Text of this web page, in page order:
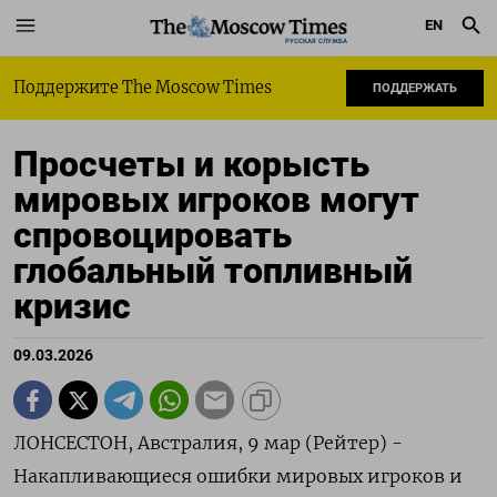
РУССКАЯ СЛУЖБА
EN
Поддержите The Moscow Times ПОДДЕРЖАТЬ
Просчеты и корысть
мировых игроков могут
спровоцировать
глобальный топливный
кризис
09.03.2026
ЛОНСЕСТОН, Австралия, 9 мар (Рейтер) -
Накапливающиеся ошибки мировых игроков и